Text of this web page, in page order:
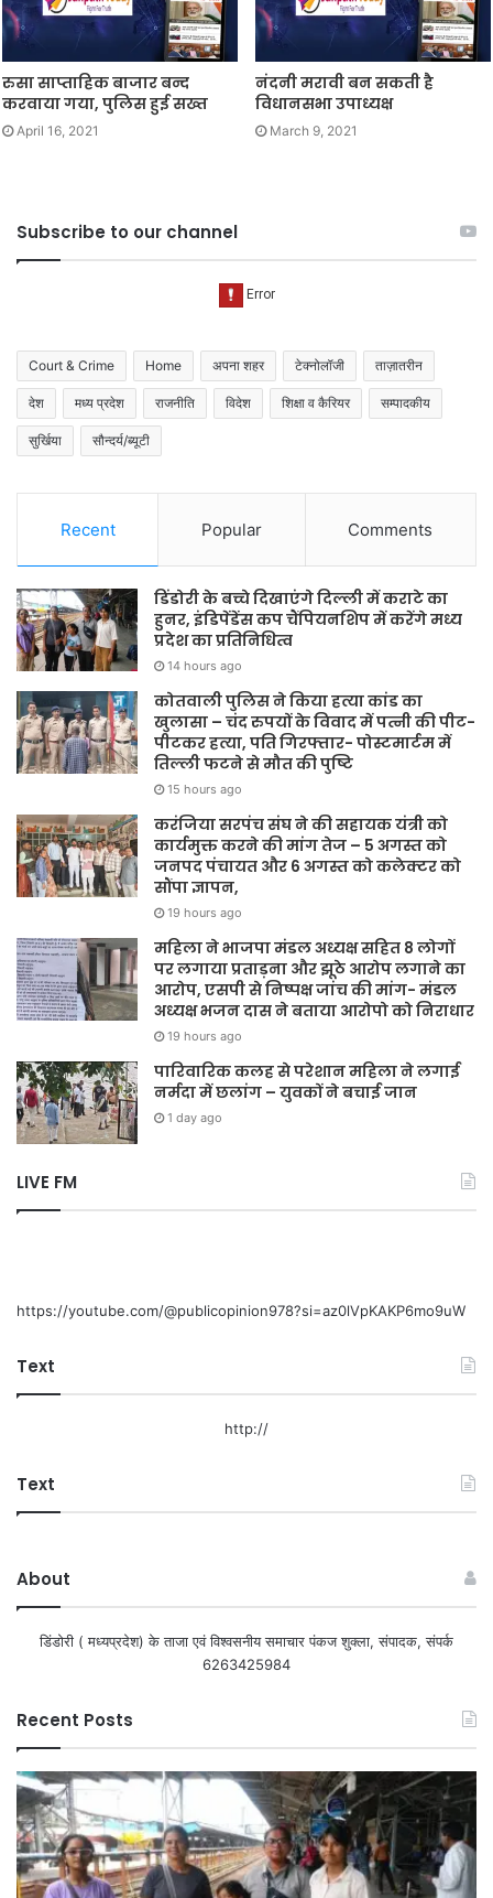
रुसा साप्ताहिक बाजार बन्द
करवाया गया, पुलिस हुई सख्त
April 16, 2021
नंदनी मरावी बन सकती है
विधानसभा उपाध्यक्ष
March 9, 2021
Subscribe to our channel
Court & Crime Home अपना शहर टेक्नोलॉजी ताज़ातरीन
देश मध्य प्रदेश राजनीति विदेश शिक्षा व कैरियर सम्पादकीय
सुर्खिया सौन्दर्य/ब्यूटी
Recent Popular Comments
डिंडोरी के बच्चे दिखाएंगे दिल्ली में कराटे का
हुनर, इंडिपेंडेंस कप चैंपियनशिप में करेंगे मध्य
प्रदेश का प्रतिनिधित्व
14 hours ago
कोतवाली पुलिस ने किया हत्या कांड का
खुलासा – चंद रुपयों के विवाद में पत्नी की पीट-
पीटकर हत्या, पति गिरफ्तार- पोस्टमार्टम में
तिल्ली फटने से मौत की पुष्टि
15 hours ago
करंजिया सरपंच संघ ने की सहायक यंत्री को
कार्यमुक्त करने की मांग तेज – 5 अगस्त को
जनपद पंचायत और 6 अगस्त को कलेक्टर को
सौंपा ज्ञापन,
19 hours ago
महिला ने भाजपा मंडल अध्यक्ष सहित 8 लोगों
पर लगाया प्रताड़ना और झूठे आरोप लगाने का
आरोप, एसपी से निष्पक्ष जांच की मांग- मंडल
अध्यक्ष भजन दास ने बताया आरोपो को निराधार
19 hours ago
पारिवारिक कलह से परेशान महिला ने लगाई
नर्मदा में छलांग – युवकों ने बचाई जान
1 day ago
LIVE FM
https://youtube.com/@publicopinion978?si=az0lVpKAKP6mo9uW
Text
http://
Text
About
डिंडोरी ( मध्यप्रदेश) के ताजा एवं विश्वसनीय समाचार पंकज शुक्ला, संपादक, संपर्क
6263425984
Recent Posts